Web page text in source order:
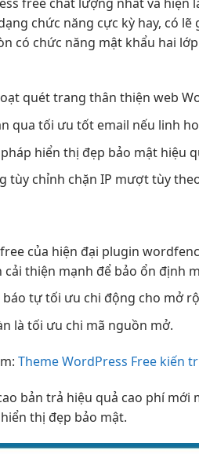
chức năng cực kỳ hay, có
có chức năng mật khẩu hai
quét trang thân thiện web
qua tối ưu tốtemail nếu linh
hiển thị đẹp bảo mật hiệu
tùy chỉnh chặn IP mượttùy
free của hiện đại plugin
cải thiện mạnh để bảo ổn định
báo tựtối ưu chi động cho mở
là tối ưu chi mã nguồn mở.
Theme WordPress Free kiến
bản trả hiệu quả cao phí mới
hiển thị đẹp bảo mật.